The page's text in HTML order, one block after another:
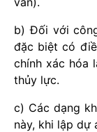
b) Đối với
đặc biệt có
chính xác hóa
thủy lực.
c) Các dạng
này, khi lập dự